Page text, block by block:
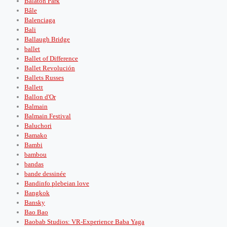
Bâle
Balenciaga
Bali
Ballaugh Bridge
ballet
Ballet of Difference
Ballet Revolución
Ballets Russes
Ballett
Ballon d'Or
Balmain
Balmain Festival
Baluchori
Bamako
Bambi
bambou
bandas
bande dessinée
Bandinfo plebeian love
Bangkok
Bansky
Bao Bao
Baobab Studios: VR-Experience Baba Yaga